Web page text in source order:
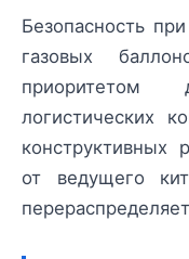
Безопасность
газовых
приоритетом
логистических
конструктивных
от ведущего